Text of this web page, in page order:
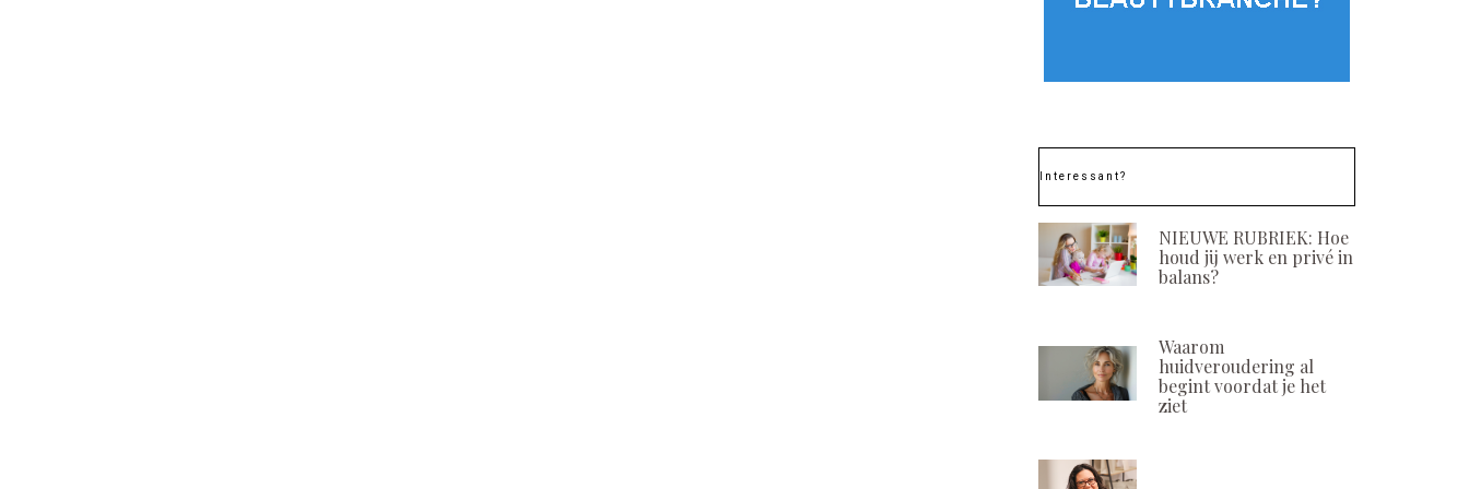
Interessant?
NIEUWE RUBRIEK: Hoe
houd jij werk en privé in
balans?
Waarom
huidveroudering al
begint voordat je het
ziet